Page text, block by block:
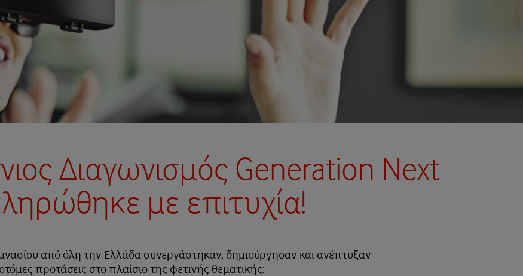
Διαγωνισμός Generation Next
με επιτυχία!
από όλη την Ελλάδα συνεργάστηκαν, δημιούργησαν και ανέπτυξαν
προτάσεις στο πλαίσιο της φετινής θεματικής: